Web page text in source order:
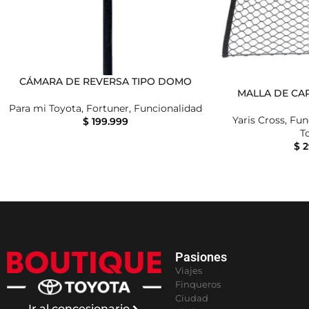
CÁMARA DE REVERSA TIPO DOMO
Para mi Toyota, Fortuner, Funcionalidad
$199.999
MALLA DE
Yaris Cross,
$
Pasiones
Viajes
Finqueros
Ciudad